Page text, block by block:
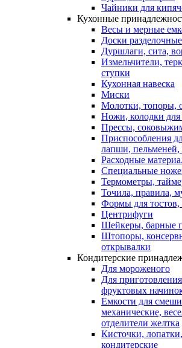
Чайники для
Кухонные
Весы и мерные
Доски разделочные
Дуршлаги, сита,
Измельчители,
ступки
Кухонная навеска
Миски
Молотки, топоры,
Ножи, колодки
Прессы,
Приспособления
лапши, пельменей,
Расходные
Специальные
Термометры,
Точила, правила,
Формы для тостов,
Центрифуги
Шейкеры, барные
Штопоры,
открывалки
Кондитерские
Для мороженого
Для
фруктовых
Емкости для
механические,
отделители желтка
Кисточки,
кондитерские